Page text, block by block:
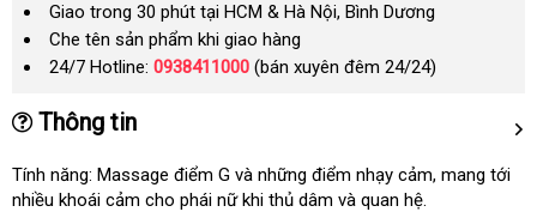
Giao trong 30 phút tại HCM & Hà Nội, Bình Dương
Che tên sản phẩm khi giao hàng
24/7 Hotline: 0938411000 (bán xuyên đêm 24/24)
Thông tin
Tính năng: Massage điểm G to
và hàng
nhái
những điểm nhạy cảmlớn
, mang tới
nhiều khoái cảm cho phái nữ khi thủ dâm Đài
và quan hệ.